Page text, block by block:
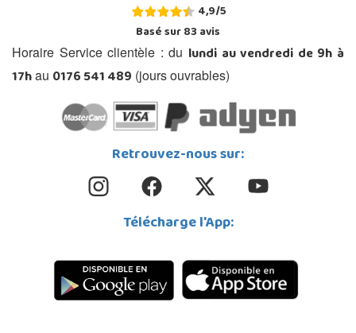
4,9/5
Basé sur83avis
Horaire Service clientèle : du lundi au vendredi de 9h à
17hau 0176 541 489 (jours ouvrables)
Retrouvez-nous sur:
Télécharge l'App: